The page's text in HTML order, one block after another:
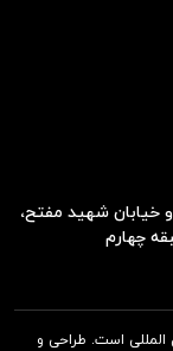
خیابان شهید مفتح،
المللی است. طراحی و